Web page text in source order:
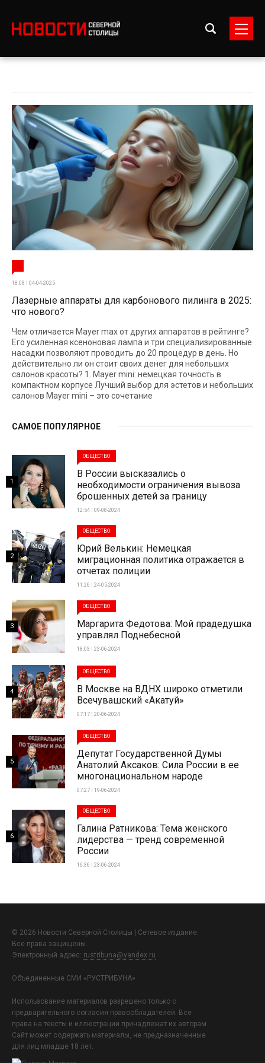
18:08 | 04-04-2025
Лазерные аппараты для карбонового пилинга в 2025:
что нового?
Чем отличается Mayer max от других аппаратов в рейтинге?
Его усиленная ксеноновая лампа и три специализированные
насадки позволяют проводить до 20 процедур в день. Но
действительно ли он стоит своих денег для небольших
салонов красоты? 1. Mayer mini: немецкая точность в
компактном корпусе Лучший выбор для эстетов и небольших
салонов Mayer mini – это сочетание
САМОЕ ПОПУЛЯРНОЕ
ОБЩЕСТВО
В России высказались о
необходимости ограничения вывоза
брошенных детей за границу
12:54 | 09-08-2024
1
ОБЩЕСТВО
Юрий Велькин: Немецкая
миграционная политика отражается в
отчетах полиции
11:26 | 24-05-2024
2
ОБЩЕСТВО
Маргарита Федотова: Мой прадедушка
управлял Поднебесной
18:03 | 23-06-2024
3
ОБЩЕСТВО
В Москве на ВДНХ широко отметили
Всечувашский «Акатуй»
07:17 | 20-06-2024
4
ОБЩЕСТВО
Депутат Государственной Думы
Анатолий Аксаков: Сила России в ее
многонациональном народе
07:27 | 19-06-2024
5
ОБЩЕСТВО
Галина Ратникова: Тема женского
лидерства — тренд современной
России
16:36 | 23-06-2024
6
© 2026 Новости Северной Столицы | Сетевое издание.
Все права защищены.
Электронный адрес: rustribuna@yandex.ru
Объединенные СМИ «РУСТРИБУНА»
Использование материалов разрешено только с
предварительного согласия правообладателей. Все
права на тексты и иллюстрации принадлежат их авторам.
Сайт может содержать материалы, не предназначенные
для лиц младше 18 лет.